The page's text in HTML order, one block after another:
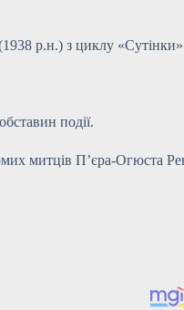
р.н.) з циклу
події.
митців П’єра-Огюста